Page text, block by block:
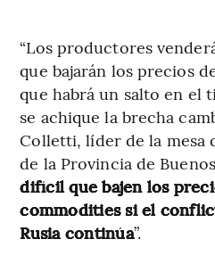
“Los productores
que bajarán los precios
que habrá un salto en el
se achique la brecha
Colletti, líder de la mesa
de la Provincia de
difícil que bajen los
commodities si el
Rusia continúa”.